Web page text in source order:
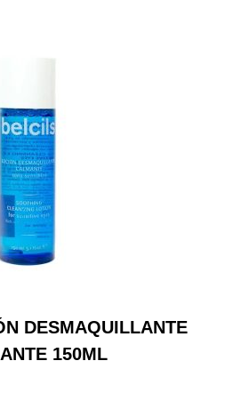
DESMAQUILLANTE
150ML